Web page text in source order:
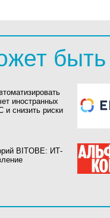
быть
иностранных
и снизить риски
BITOBE: ИТ-